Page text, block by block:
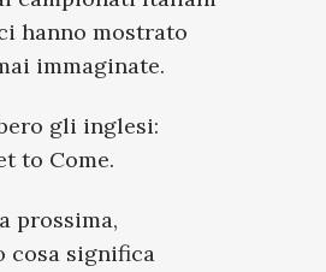
hanno mostrato
immaginate.
gli inglesi:
to Come.
prossima,
cosa significa